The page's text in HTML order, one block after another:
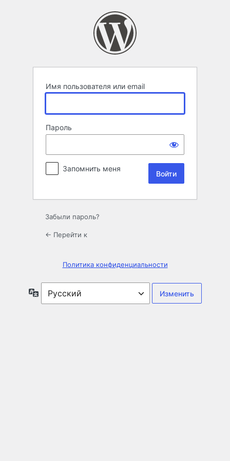
Имя пользователя или email
Пароль
Запомнить меня
Забыли пароль?
← Перейти к
Политика конфиденциальности
Язык